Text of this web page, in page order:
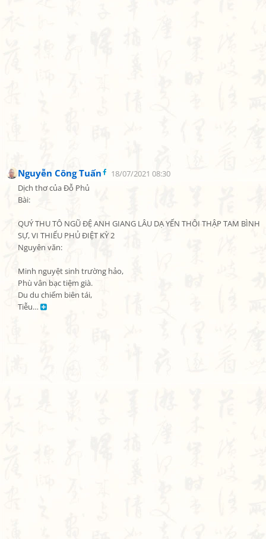
Nguyễn Công Tuấn
18/07/2021 08:30
Dịch thơ của Đỗ Phủ
Bài:
QUÝ THU TÔ NGŨ ĐỆ ANH GIANG LÂU DẠ YẾN THÔI THẬP TAM BÌNH
SỰ, VI THIẾU PHỦ ĐIỆT KỲ 2
Nguyên văn:
Minh nguyệt sinh trường hảo,
Phù vân bạc tiệm già.
Du du chiếm biên tái,
Tiễu…